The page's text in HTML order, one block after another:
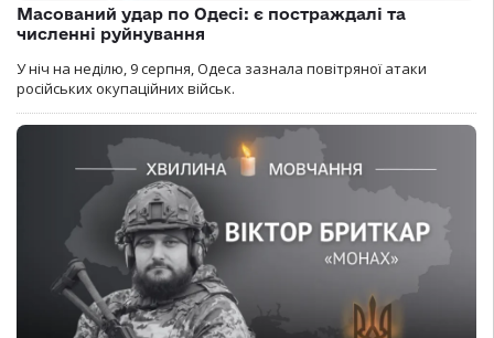
Масований удар по Одесі: є постраждалі та
численні руйнування
У ніч на неділю, 9 серпня, Одеса зазнала повітряної атаки
російських окупаційних військ.